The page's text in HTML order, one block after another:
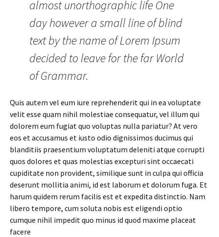
almost unorthographic life One
day however a small line of blind
text by the name of Lorem Ipsum
decided to leave for the far World
of Grammar.
Quis autem vel eum iure reprehenderit qui in ea voluptate
velit esse quam nihil molestiae consequatur, vel illum qui
dolorem eum fugiat quo voluptas nulla pariatur? At vero
eos et accusamus et iusto odio dignissimos ducimus qui
blanditiis praesentium voluptatum deleniti atque corrupti
quos dolores et quas molestias excepturi sint occaecati
cupiditate non provident, similique sunt in culpa qui officia
deserunt mollitia animi, id est laborum et dolorum fuga. Et
harum quidem rerum facilis est et expedita distinctio. Nam
libero tempore, cum soluta nobis est eligendi optio
cumque nihil impedit quo minus id quod maxime placeat
facere